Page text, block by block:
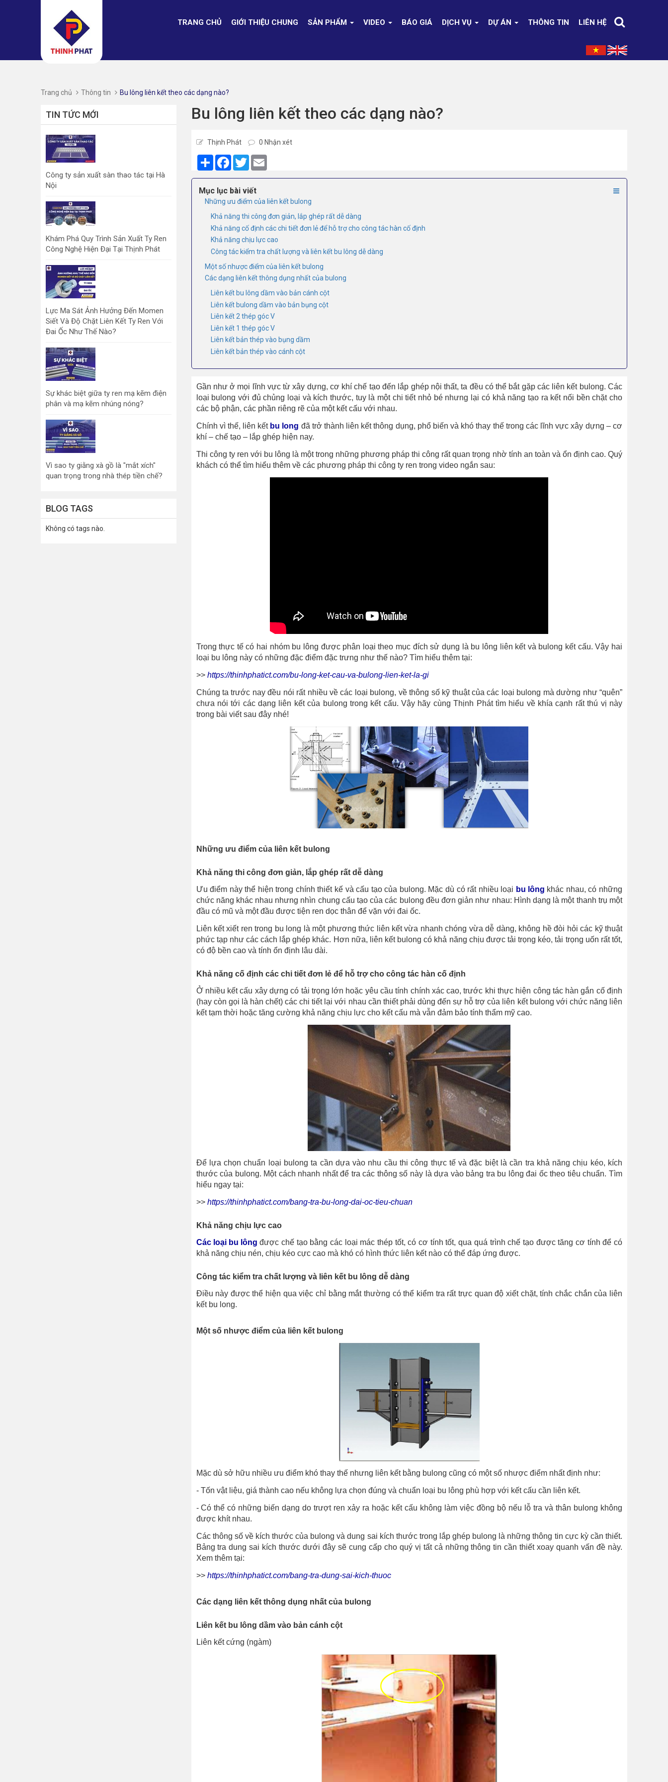
TRANG CHỦ GIỚI THIỆU CHUNG SẢN PHẨM VIDEO BÁO GIÁ DỊCH VỤ DỰ ÁN THÔNG TIN LIÊN HỆ
Trang chủ Thông tin Bu lông liên kết theo các dạng nào?
Bu lông liên kết theo các dạng nào?
Thịnh Phát 0 Nhận xét
ShareFacebook
TwitterEmail
Mục lục bài viết
Những ưu điểm của liên kết bulong
Khả năng thi công đơn giản, lắp ghép rất dễ dàng
Khả năng cố định các chi tiết đơn lẻ để hỗ trợ cho công tác hàn cố định
Khả năng chịu lực cao
Công tác kiểm tra chất lượng và liên kết bu lông dễ dàng
Một số nhược điểm của liên kết bulong
Các dạng liên kết thông dụng nhất của bulong
Liên kết bu lông dầm vào bản cánh cột
Liên kết bulong dầm vào bản bụng cột
Liên kết 2 thép góc V
Liên kết 1 thép góc V
Liên kết bản thép vào bụng dầm
Liên kết bản thép vào cánh cột
Gần như ở mọi lĩnh vực từ xây dựng, cơ khí chế tạo đến lắp ghép nội thất, ta đều có thể bắt gặp các liên kết bulong. Các
loại bulong với đủ chủng loại và kích thước, tuy là một chi tiết nhỏ bé nhưng lại có khả năng tạo ra kết nối bền chặt cho
các bộ phận, các phần riêng rẽ của một kết cấu với nhau.
Chính vì thế, liên kết bu long đã trở thành liên kết thông dụng, phổ biến và khó thay thế trong các lĩnh vực xây dựng – cơ
khí – chế tạo – lắp ghép hiện nay.
Thi công ty ren với bu lông là một trong những phương pháp thi công rất quan trọng nhờ tính an toàn và ổn định cao. Quý
khách có thể tìm hiểu thêm về các phương pháp thi công ty ren trong video ngắn sau:
Trong thực tế có hai nhóm bu lông được phân loại theo mục đích sử dụng là bu lông liên kết và bulong kết cấu. Vậy hai
loại bu lông này có những đặc điểm đặc trưng như thế nào? Tìm hiểu thêm tại:
>> https://thinhphatict.com/bu-long-ket-cau-va-bulong-lien-ket-la-gi
Chúng ta trước nay đều nói rất nhiều về các loại bulong, về thông số kỹ thuật của các loại bulong mà dường như “quên”
chưa nói tới các dạng liên kết của bulong trong kết cấu. Vậy hãy cùng Thịnh Phát tìm hiểu về khía cạnh rất thú vị này
trong bài viết sau đây nhé!
Những ưu điểm của liên kết bulong
Khả năng thi công đơn giản, lắp ghép rất dễ dàng
Ưu điểm này thể hiện trong chính thiết kế và cấu tạo của bulong. Mặc dù có rất nhiều loại bu lông khác nhau, có những
chức năng khác nhau nhưng nhìn chung cấu tạo của các bulong đều đơn giản như nhau: Hình dạng là một thanh trụ một
đầu có mũ và một đầu được tiện ren dọc thân để vặn với đai ốc.
Liên kết xiết ren trong bu long là một phương thức liên kết vừa nhanh chóng vừa dễ dàng, không hề đòi hỏi các kỹ thuật
phức tạp như các cách lắp ghép khác. Hơn nữa, liên kết bulong có khả năng chịu được tải trọng kéo, tải trọng uốn rất tốt,
có độ bền cao và tính ổn định lâu dài.
Khả năng cố định các chi tiết đơn lẻ để hỗ trợ cho công tác hàn cố định
Ở nhiều kết cấu xây dựng có tải trọng lớn hoặc yêu cầu tính chính xác cao, trước khi thực hiện công tác hàn gắn cố định
(hay còn gọi là hàn chết) các chi tiết lại với nhau cần thiết phải dùng đến sự hỗ trợ của liên kết bulong với chức năng liên
kết tạm thời hoặc tăng cường khả năng chịu lực cho kết cấu mà vẫn đảm bảo tính thẩm mỹ cao.
Để lựa chọn chuẩn loại bulong ta cần dựa vào nhu cầu thi công thực tế và đặc biệt là cần tra khả năng chịu kéo, kích
thước của bulong. Một cách nhanh nhất để tra các thông số này là dựa vào bảng tra bu lông đai ốc theo tiêu chuẩn. Tìm
hiểu ngay tại:
>> https://thinhphatict.com/bang-tra-bu-long-dai-oc-tieu-chuan
Khả năng chịu lực cao
Các loại bu lông được chế tạo bằng các loại mác thép tốt, có cơ tính tốt, qua quá trình chế tạo được tăng cơ tính để có
khả năng chịu nén, chịu kéo cực cao mà khó có hình thức liên kết nào có thể đáp ứng được.
Công tác kiểm tra chất lượng và liên kết bu lông dễ dàng
Điều này được thể hiện qua việc chỉ bằng mắt thường có thể kiểm tra rất trực quan độ xiết chặt, tính chắc chắn của liên
kết bu long.
Một số nhược điểm của liên kết bulong
Mặc dù sở hữu nhiều ưu điểm khó thay thế nhưng liên kết bằng bulong cũng có một số nhược điểm nhất định như:
- Tốn vật liệu, giá thành cao nếu không lựa chọn đúng và chuẩn loại bu lông phù hợp với kết cấu cần liên kết.
- Có thể có những biến dạng do trượt ren xảy ra hoặc kết cấu không làm việc đồng bộ nếu lỗ tra và thân bulong không
được khít nhau.
Các thông số về kích thước của bulong và dung sai kích thước trong lắp ghép bulong là những thông tin cực kỳ cần thiết.
Bảng tra dung sai kích thước dưới đây sẽ cung cấp cho quý vị tất cả những thông tin cần thiết xoay quanh vấn đề này.
Xem thêm tại:
>> https://thinhphatict.com/bang-tra-dung-sai-kich-thuoc
Các dạng liên kết thông dụng nhất của bulong
Liên kết bu lông dầm vào bản cánh cột
Liên kết cứng (ngàm)
TIN TỨC MỚI
Công ty sản xuất sàn thao tác tại Hà
Nội
Khám Phá Quy Trình Sản Xuất Ty Ren
Công Nghệ Hiện Đại Tại Thịnh Phát
Lực Ma Sát Ảnh Hưởng Đến Momen
Siết Và Độ Chặt Liên Kết Ty Ren Với
Đai Ốc Như Thế Nào?
Sự khác biệt giữa ty ren mạ kẽm điện
phân và mạ kẽm nhúng nóng?
Vì sao ty giằng xà gồ là "mắt xích"
quan trọng trong nhà thép tiền chế?
BLOG TAGS
Không có tags nào.